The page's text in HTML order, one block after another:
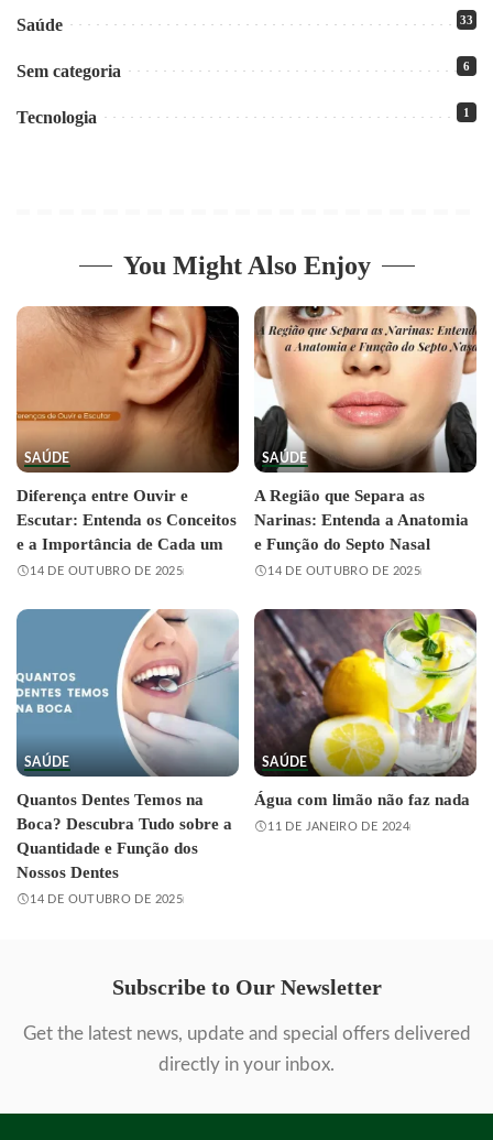
Saúde 33
Sem categoria 6
Tecnologia 1
You Might Also Enjoy
SAÚDE
Diferença entre Ouvir e
Escutar: Entenda os Conceitos
e a Importância de Cada um
14 DE OUTUBRO DE 2025
SAÚDE
A Região que Separa as
Narinas: Entenda a Anatomia
e Função do Septo Nasal
14 DE OUTUBRO DE 2025
SAÚDE
Quantos Dentes Temos na
Boca? Descubra Tudo sobre a
Quantidade e Função dos
Nossos Dentes
14 DE OUTUBRO DE 2025
SAÚDE
Água com limão não faz nada
11 DE JANEIRO DE 2024
Subscribe to Our Newsletter
Get the latest news, update and special offers delivered
directly in your inbox.